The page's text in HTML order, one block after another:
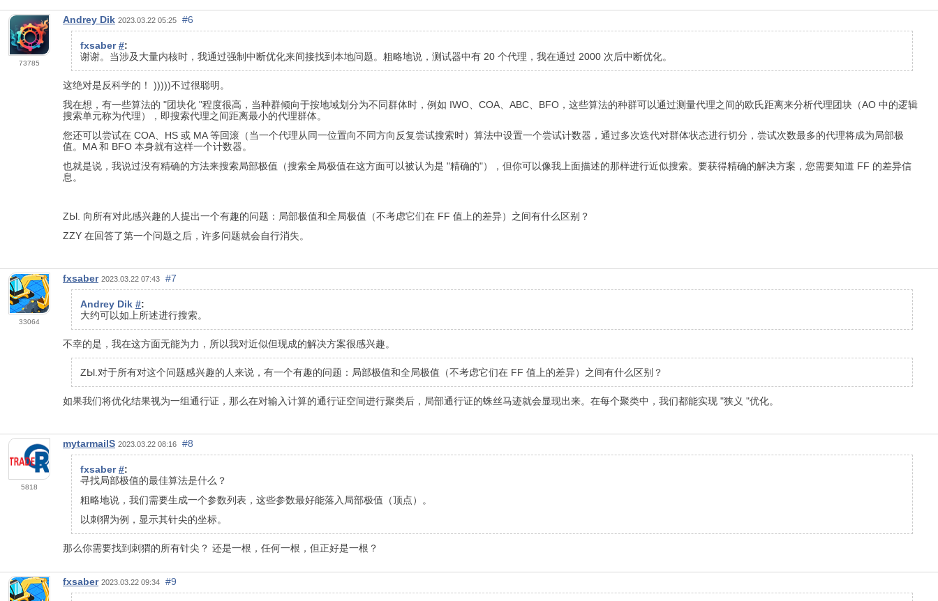
73785
Andrey Dik 2023.03.22 05:25 #6
fxsaber#:
谢谢。当涉及大量内核时，我通过强制中断优化来间接找到本地问题。粗略地说，测试器中有 20 个代理，我在通过 2000 次后中断优化。
这绝对是反科学的！ )))))不过很聪明。
我在想，有一些算法的 "团块化 "程度很高，当种群倾向于按地域划分为不同群体时，例如 IWO、COA、ABC、BFO，这些算法的种群可以通过测量代理之间的欧氏距离来分析代理团块（AO 中的逻辑
搜索单元称为代理），即搜索代理之间距离最小的代理群体。
您还可以尝试在 COA、HS 或 MA 等回滚（当一个代理从同一位置向不同方向反复尝试搜索时）算法中设置一个尝试计数器，通过多次迭代对群体状态进行切分，尝试次数最多的代理将成为局部极
值。MA 和 BFO 本身就有这样一个计数器。
也就是说，我说过没有精确的方法来搜索局部极值（搜索全局极值在这方面可以被认为是 "精确的"），但你可以像我上面描述的那样进行近似搜索。要获得精确的解决方案，您需要知道 FF 的差异信
息。
ZЫ. 向所有对此感兴趣的人提出一个有趣的问题：局部极值和全局极值（不考虑它们在 FF 值上的差异）之间有什么区别？
ZZY 在回答了第一个问题之后，许多问题就会自行消失。
33064
fxsaber 2023.03.22 07:43 #7
Andrey Dik #:
大约可以如上所述进行搜索。
不幸的是，我在这方面无能为力，所以我对近似但现成的解决方案很感兴趣。
ZЫ.对于所有对这个问题感兴趣的人来说，有一个有趣的问题：局部极值和全局极值（不考虑它们在 FF 值上的差异）之间有什么区别？
如果我们将优化结果视为一组通行证，那么在对输入计算的通行证空间进行聚类后，局部通行证的蛛丝马迹就会显现出来。在每个聚类中，我们都能实现 "狭义 "优化。
5818
mytarmailS 2023.03.22 08:16 #8
fxsaber#:
寻找局部极值的最佳算法是什么？
粗略地说，我们需要生成一个参数列表，这些参数最好能落入局部极值（顶点）。
以刺猬为例，显示其针尖的坐标。
那么你需要找到刺猬的所有针尖？ 还是一根，任何一根，但正好是一根？
fxsaber 2023.03.22 09:34 #9